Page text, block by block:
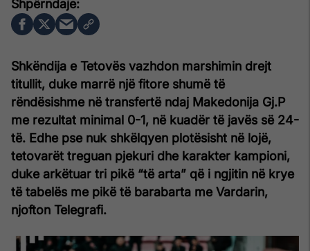
Shkëndija e Tetovës vazhdon marshimin drejt
titullit, duke marrë një fitore shumë të
rëndësishme në transfertë ndaj Makedonija Gj.P
me rezultat minimal 0-1, në kuadër të javës së 24-
të. Edhe pse nuk shkëlqyen plotësisht në lojë,
tetovarët treguan pjekuri dhe karakter kampioni,
duke arkëtuar tri pikë “të arta” që i ngjitin në krye
të tabelës me pikë të barabarta me Vardarin,
njofton Telegrafi.